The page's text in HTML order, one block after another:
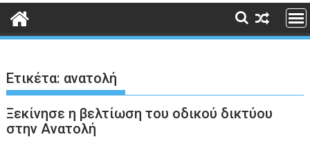
Ετικέτα: ανατολή
Ξεκίνησε η βελτίωση του οδικού δικτύου
στην Ανατολή